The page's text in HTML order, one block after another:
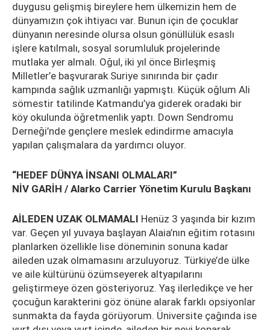
duygusu gelişmiş bireylere hem ülkemizin hem de
dünyamızın çok ihtiyacı var. Bunun için de çocuklar
dünyanın neresinde olursa olsun gönüllülük esaslı
işlere katılmalı, sosyal sorumluluk projelerinde
mutlaka yer almalı. Oğul, iki yıl önce Birleşmiş
Milletler’e başvurarak Suriye sınırında bir çadır
kampında sağlık uzmanlığı yapmıştı. Küçük oğlum Ali
sömestir tatilinde Katmandu’ya giderek oradaki bir
köy okulunda öğretmenlik yaptı. Down Sendromu
Derneği’nde gençlere meslek edindirme amacıyla
yapılan çalışmalara da yardımcı oluyor.
“HEDEF DÜNYA İNSANI OLMALARI”
NİV GARİH / Alarko Carrier Yönetim Kurulu Başkanı
AİLEDEN UZAK OLMAMALI Henüz 3 yaşında bir kızım
var. Geçen yıl yuvaya başlayan Alaia’nın eğitim rotasını
planlarken özellikle lise döneminin sonuna kadar
aileden uzak olmamasını arzuluyoruz. Türkiye’de ülke
ve aile kültürünü özümseyerek altyapılarını
geliştirmeye özen gösteriyoruz. Yaş ilerledikçe ve her
çocuğun karakterini göz önüne alarak farklı opsiyonlar
sunmakta da fayda görüyorum. Üniversite çağında ise